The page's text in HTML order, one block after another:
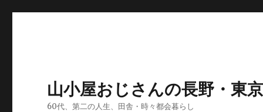
山小屋おじさんの長野・東
60代、第二の人生、田舎・時々都会暮らし